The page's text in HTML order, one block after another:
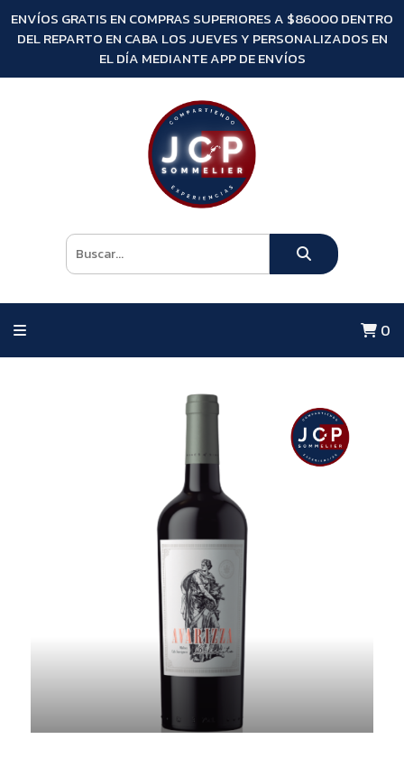
ENVÍOS GRATIS EN COMPRAS SUPERIORES A $86000 DENTRO
DEL REPARTO EN CABA LOS JUEVES Y PERSONALIZADOS EN
EL DÍA MEDIANTE APP DE ENVÍOS
0